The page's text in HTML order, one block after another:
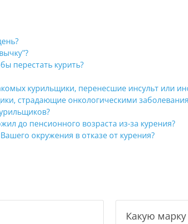
перестать курить?
курильщики, перенесшие инсульт или
страдающие онкологическими
до пенсионного возраста из-за курения?
окружения в отказе от курения?
Какую